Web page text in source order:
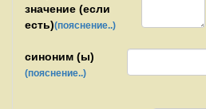
значение (если
есть)(пояснение..)
синоним (ы)
(пояснение..)